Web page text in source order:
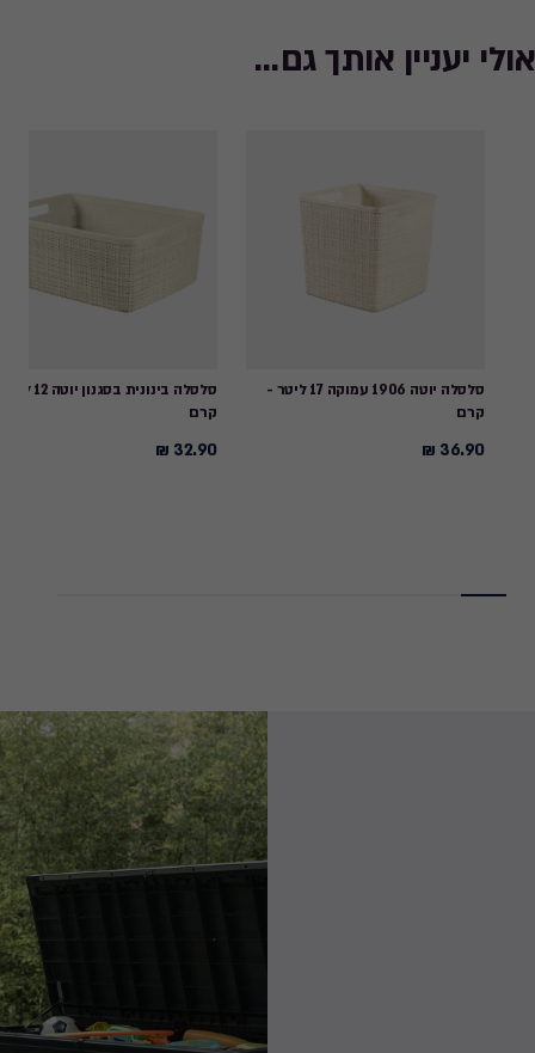
אולי יעניין אותך גם...
סלסלה יוטה 1906 עמוקה 17 ליטר -
קרם
36.90
36.90 ₪
סלסלה בינונית בסגנון
קרם
32.90
32.90 ₪